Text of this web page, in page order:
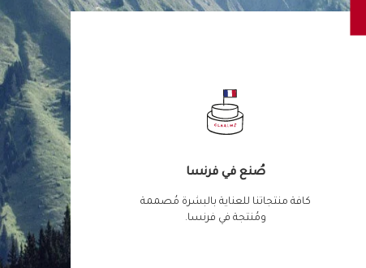
صُنع في فرنسا
كافة منتجاتنا للعناية بالبشرة مُصممة
ومُنتجة في فرنسا.